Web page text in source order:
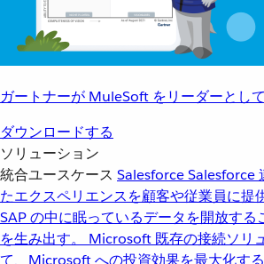
ガートナーが MuleSoft をリーダーとし
ダウンロードする
ソリューション
統合ユースケース SalesforceSalesforce
たエクスペリエンスを顧客や従業員に提
SAP の中に眠っているデータを開放する
を生み出す。
Microsoft 既存の接続ソリ
て、Microsoft への投資効果を最大化する